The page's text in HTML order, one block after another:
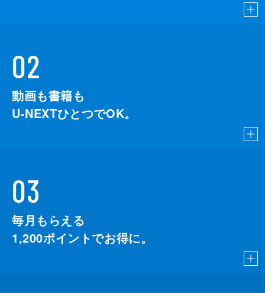
02
動画も書籍も
U-NEXTひとつでOK。
03
毎月もらえる
1,200ポイントでお得に。